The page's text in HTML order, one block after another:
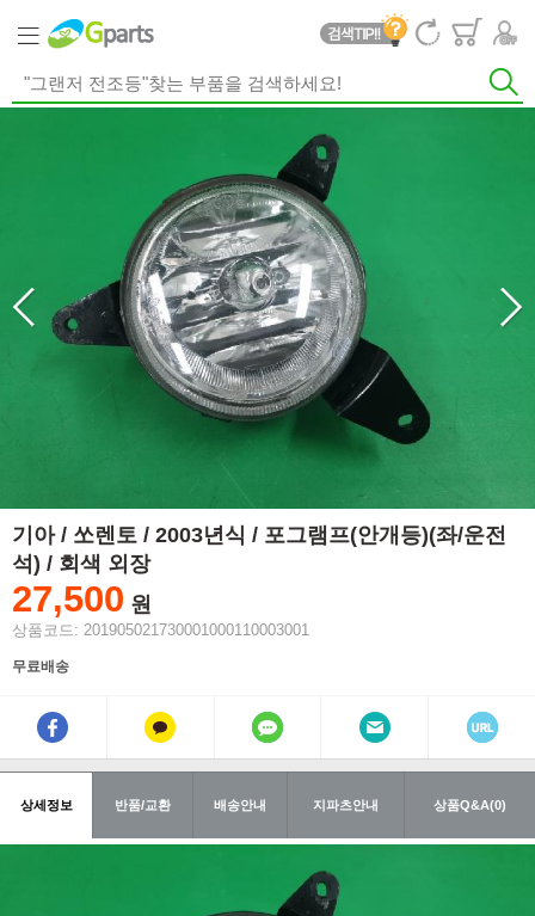
기아 / 쏘렌토 / 2003년식 / 포그램프(안개등)(좌/운전
석) / 회색 외장
27,500 원
상품코드: 201905021730001000110003001
무료배송
상세정보 반품/교환 배송안내 지파츠안내 상품Q&A(0)